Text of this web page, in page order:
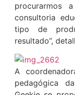
procurarmos
consultoria
tipo de
resultado”,
A
pedagógica